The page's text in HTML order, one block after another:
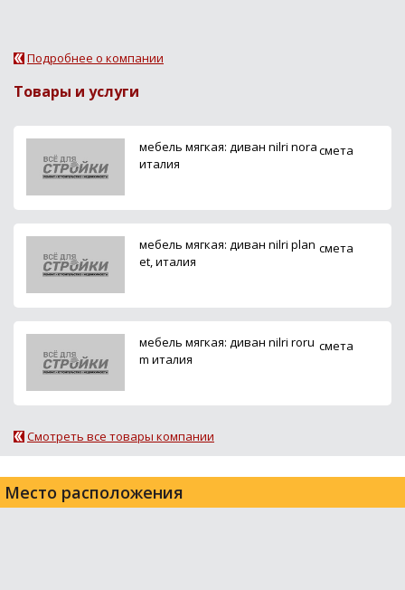
Подробнее о компании
Товары и услуги
мебель мягкая: диван nilri nora
италия
смета
мебель мягкая: диван nilri plan
et, италия
смета
мебель мягкая: диван nilri roru
m италия
смета
Смотреть все товары компании
Место расположения